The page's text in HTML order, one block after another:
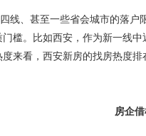
线、甚至一些省会城市的落户
槛。比如西安，作为新一线
度来看，西安新房的找房热度
房企